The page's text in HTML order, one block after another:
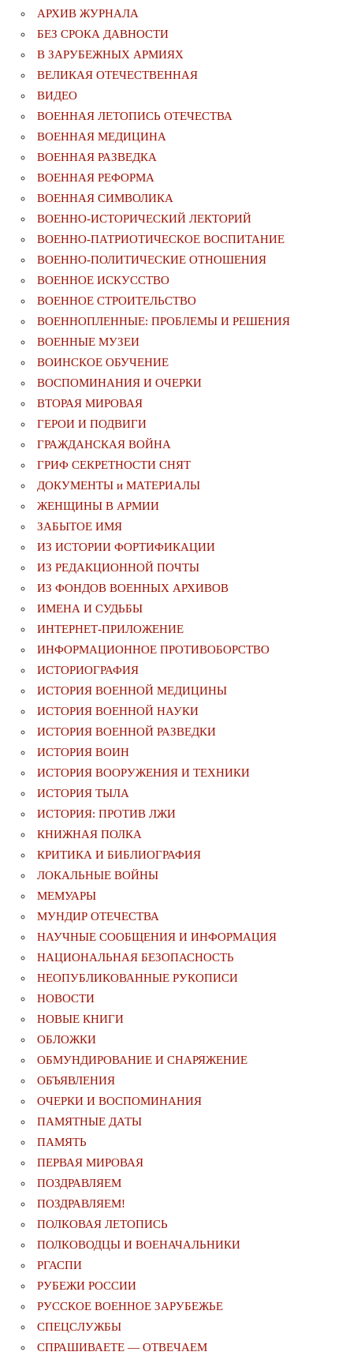
АРХИВ ЖУРНАЛА
БЕЗ СРОКА ДАВНОСТИ
В ЗАРУБЕЖНЫХ АРМИЯХ
ВЕЛИКАЯ ОТЕЧЕСТВЕННАЯ
ВИДЕО
ВОЕННАЯ ЛЕТОПИСЬ ОТЕЧЕСТВА
ВОЕННАЯ МЕДИЦИНА
ВОЕННАЯ РАЗВЕДКА
ВОЕННАЯ РЕФОРМА
ВОЕННАЯ СИМВОЛИКА
ВОЕННО-ИСТОРИЧЕСКИЙ ЛЕКТОРИЙ
ВОЕННО-ПАТРИОТИЧЕСКОЕ ВОСПИТАНИЕ
ВОЕННО-ПОЛИТИЧЕСКИE ОТНОШЕНИЯ
ВОЕННОЕ ИСКУССТВО
ВОЕННОЕ СТРОИТЕЛЬСТВО
ВОЕННОПЛЕННЫЕ: ПРОБЛЕМЫ И РЕШЕНИЯ
ВОЕННЫЕ МУЗЕИ
ВОИНСКОЕ ОБУЧЕНИЕ
ВОСПОМИНАНИЯ И ОЧЕРКИ
ВТОРАЯ МИРОВАЯ
ГЕРОИ И ПОДВИГИ
ГРАЖДАНСКАЯ ВОЙНА
ГРИФ СЕКРЕТНОСТИ СНЯТ
ДОКУМЕНТЫ и МАТЕРИАЛЫ
ЖЕНЩИНЫ В АРМИИ
ЗАБЫТОЕ ИМЯ
ИЗ ИСТОРИИ ФОРТИФИКАЦИИ
ИЗ РЕДАКЦИОННОЙ ПОЧТЫ
ИЗ ФОНДОВ ВОЕННЫХ АРХИВОВ
ИМЕНА И СУДЬБЫ
ИНТЕРНЕТ-ПРИЛОЖЕНИЕ
ИНФОРМАЦИОННОЕ ПРОТИВОБОРСТВО
ИСТОРИОГРАФИЯ
ИСТОРИЯ ВОЕННОЙ МЕДИЦИНЫ
ИСТОРИЯ ВОЕННОЙ НАУКИ
ИСТОРИЯ ВОЕННОЙ РАЗВЕДКИ
ИСТОРИЯ ВОИН
ИСТОРИЯ ВООРУЖЕНИЯ И ТЕХНИКИ
ИСТОРИЯ ТЫЛА
ИСТОРИЯ: ПРОТИВ ЛЖИ
КНИЖНАЯ ПОЛКА
КРИТИКА И БИБЛИОГРАФИЯ
ЛОКАЛЬНЫЕ ВОЙНЫ
МЕМУАРЫ
МУНДИР ОТЕЧЕСТВА
НАУЧНЫЕ СООБЩЕНИЯ И ИНФОРМАЦИЯ
НАЦИОНАЛЬНАЯ БЕЗОПАСНОСТЬ
НЕОПУБЛИКОВАННЫЕ РУКОПИСИ
НОВОСТИ
НОВЫЕ КНИГИ
ОБЛОЖКИ
ОБМУНДИРОВАНИЕ И СНАРЯЖЕНИЕ
ОБЪЯВЛЕНИЯ
ОЧЕРКИ И ВОСПОМИНАНИЯ
ПАМЯТНЫЕ ДАТЫ
ПАМЯТЬ
ПЕРВАЯ МИРОВАЯ
ПОЗДРАВЛЯЕМ
ПОЗДРАВЛЯЕМ!
ПОЛКОВАЯ ЛЕТОПИСЬ
ПОЛКОВОДЦЫ И ВОЕНАЧАЛЬНИКИ
РГАСПИ
РУБЕЖИ РОССИИ
РУССКОЕ ВОЕННОЕ ЗАРУБЕЖЬЕ
СПЕЦСЛУЖБЫ
СПРАШИВАЕТЕ — ОТВЕЧАЕМ